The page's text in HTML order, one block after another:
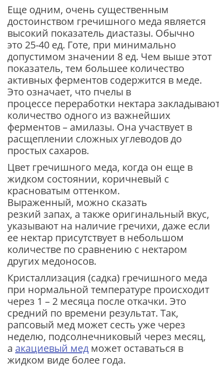
Еще одним, очень существенным
достоинством гречишного меда является
высокий показатель диастазы. Обычно
это 25-40 ед. Готе, при минимально
допустимом значении 8 ед. Чем выше этот
показатель, тем большее количество
активных ферментов содержится в меде.
Это означает, что пчелы в
процессе переработки нектара
количество одного из важнейших
ферментов – амилазы. Она участвует в
расщеплении сложных углеводов до
простых сахаров.
Цвет гречишного меда, когда он еще в
жидком состоянии, коричневый с
красноватым оттенком.
Выраженный, можно сказать
резкий запах, а также оригинальный вкус,
указывают на наличие гречихи, даже если
ее нектар присутствует в небольшом
количестве по сравнению с нектаром
других медоносов.
Кристаллизация (садка) гречишного меда
при нормальной температуре происходит
через 1 – 2 месяца после откачки. Это
средний по времени результат. Так,
рапсовый мед может сесть уже через
неделю, подсолнечниковый через месяц,
а акациевый мед может оставаться в
жидком виде более года.